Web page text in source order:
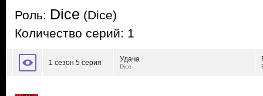
Роль: Dice (Dice)
Количество серий: 1
1 сезон 5 серия Удача
Dice